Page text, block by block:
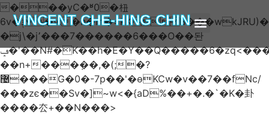
���yC�ʶ0�杻
6v�ݙ�v:�n�m�=kKB���wkJRU)��>�}
�j\�j՚���7������6���O��돤
ݡ�'��N#�K��h�E�Y��Q�����6�zq<����w��FA�^�-
��n+���݂��,�(;�?
޴���G�0�-7p��'�өKCw�v��7��fNc/
���zє��Sv�]~w<�{aD%��+�.�`�K�卦
����厺+��N���>
VINCENT CHE-HING CHIN